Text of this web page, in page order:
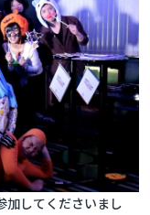
加してくださいまし